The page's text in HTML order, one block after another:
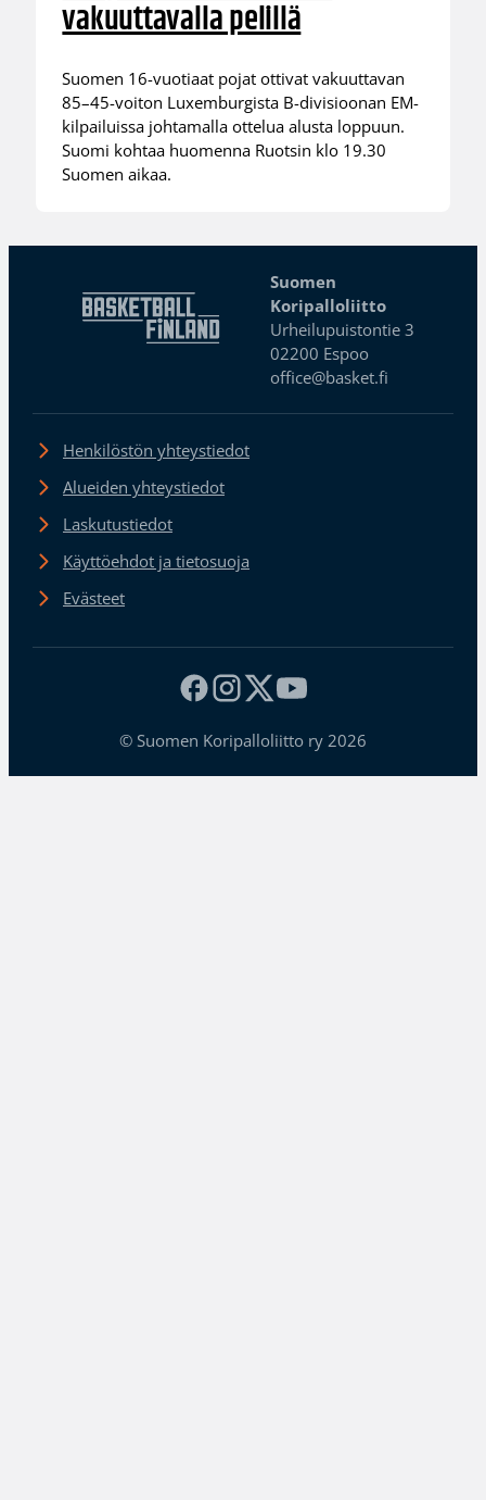
vakuuttavalla pelillä
Suomen 16-vuotiaat pojat ottivat vakuuttavan
85–45-voiton Luxemburgista B-divisioonan EM-
kilpailuissa johtamalla ottelua alusta loppuun.
Suomi kohtaa huomenna Ruotsin klo 19.30
Suomen aikaa.
Suomen
Koripalloliitto
Urheilupuistontie 3
02200 Espoo
office@basket.fi
Henkilöstön yhteystiedot
Alueiden yhteystiedot
Laskutustiedot
Käyttöehdot ja tietosuoja
Evästeet
© Suomen Koripalloliitto ry 2026